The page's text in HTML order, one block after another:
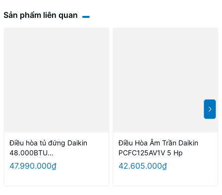
Sản phẩm liên quan
Điều hòa tủ đứng Daikin
48.000BTU
FVC140AV1V/RC140AGY1V 3
47.990.000₫
Điều Hòa Âm Trần Daikin
PCFC125AV1V 5 Hp
42.605.000₫